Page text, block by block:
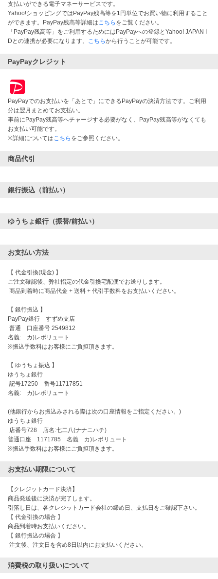
支払いができる電子マネーサービスです。
Yahoo!ショッピングではPayPay残高等を1円単位でお買い物に利用すること
ができます。PayPay残高等詳細は こちら をご覧ください。
「PayPay残高等」をご利用するためにはPayPayへの登録とYahoo! JAPAN I
Dとの連携が必要になります。
こちらから行うことが可能です。
PayPayクレジット
PayPayでのお支払いを「あとで」にできるPayPayの決済方法です。ご利用
分は翌月まとめてお支払い。
事前にPayPay残高等へチャージする必要がなく、PayPay残高等がなくても
お支払い可能です。
※詳細については こちら をご参照ください。
商品代引
銀行振込（前払い）
ゆうちょ銀行（振替/前払い）
お支払い方法
【 代金引換(現金) 】
ご注文確認後、弊社指定の代金引換宅配便でお送りします。
【 銀行振込 】
PayPay銀行　すずめ支店
名義:　カ)レボリュート
※振込手数料はお客様にご負担頂きます。
【 ゆうちょ振込 】
ゆうちょ銀行
名義:　カ)レボリュート
(他銀行からお振込みされる際は次の口座情報をご指定ください。)
ゆうちょ銀行
普通口座　1171785　名義　カ)レボリュート
※振込手数料はお客様にご負担頂きます。
お支払い期限について
【クレジットカード決済】
商品発送後に決済が完了します。
引落し日は、各クレジットカード会社の締め日、支払日をご確認下さい。
【 代金引換の場合 】
商品到着時お支払いください。
【 銀行振込の場合 】
注文後、注文日を含め8日以内にお支払いください。
消費税の取り扱いについて